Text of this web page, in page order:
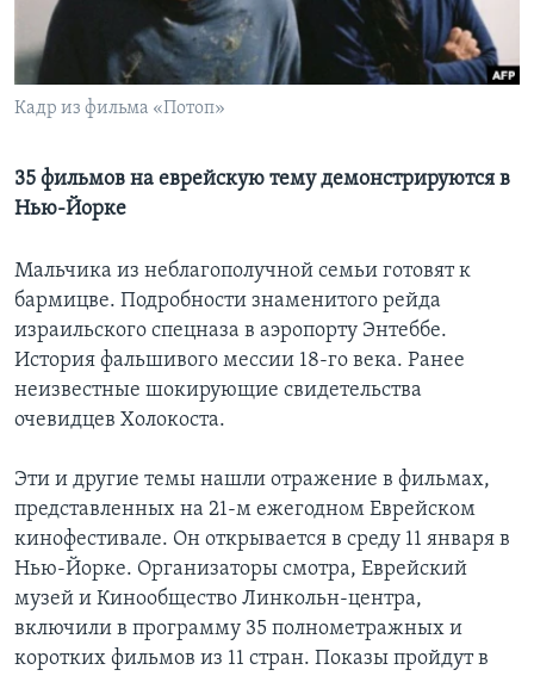
Learning English
СОЦИАЛЬНЫЕ СЕТИ
Языки
Кадр из фильма «Потоп»
35 фильмов на еврейскую тему демонстрируются в
Нью-Йорке
Мальчика из неблагополучной семьи готовят к
бармицве. Подробности знаменитого рейда
израильского спецназа в аэропорту Энтеббе.
История фальшивого мессии 18-го века. Ранее
неизвестные шокирующие свидетельства
очевидцев Холокоста.
Эти и другие темы нашли отражение в фильмах,
представленных на 21-м ежегодном Еврейском
кинофестивале. Он открывается в среду 11 января в
Нью-Йорке. Организаторы смотра, Еврейский
музей и Кинообщество Линкольн-центра,
включили в программу 35 полнометражных и
коротких фильмов из 11 стран. Показы пройдут в